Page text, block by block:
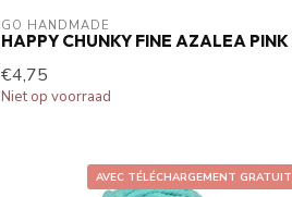
GO HANDMADE
HAPPY CHUNKY FINE AZALEA PINK
€4,75
Niet op voorraad
AVEC TÉLÉCHARGEMENT GRATUIT